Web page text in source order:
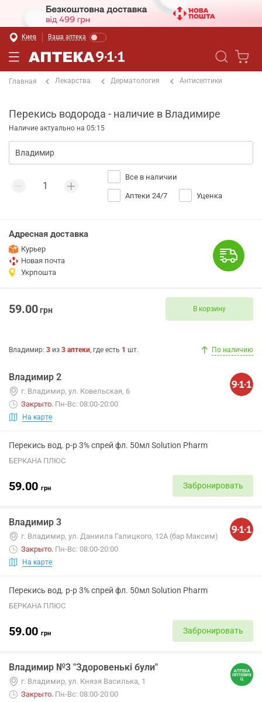
Киев Ваша аптека
Главная Лекарства Дерматология Антисептики
Перекись водорода - наличие в Владимире
Наличие актуально на 05:15
Все в наличии
Аптеки 24/7 Уценка
Адресная доставка
Курьер
Новая почта
Укрпошта
59.00грн В корзину
Владимир: 3 из 3 аптеки, где есть 1 шт. По наличию
Владимир 2
г. Владимир, ул. Ковельская, 6
Закрыто. Пн-Вс: 08:00-20:00
На карте
Перекись вод. р-р 3% спрей фл. 50мл Solution Pharm
БЕРКАНА ПЛЮС
59.00 грн Забронировать
Владимир 3
г. Владимир, ул. Даниила Галицкого, 12А (бар Максим)
Закрыто. Пн-Вс: 08:00-20:00
На карте
Перекись вод. р-р 3% спрей фл. 50мл Solution Pharm
БЕРКАНА ПЛЮС
59.00 грн Забронировать
Владимир №3 "Здоровенькі були"
г. Владимир, ул. Князя Василька, 1
Закрыто. Пн-Вс: 08:00-20:00